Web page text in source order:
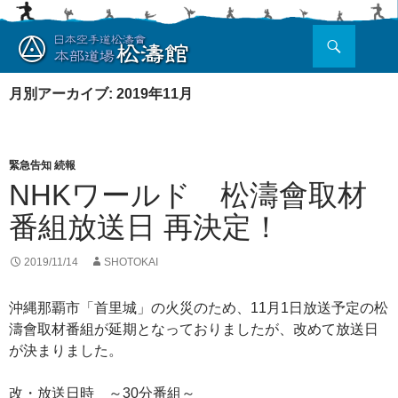
コ
テ
ス
キ
ッ
プ
月別アーカイブ: 2019年11月
緊急告知 続報
NHKワールド 松濤會取材
番組放送日 再決定！
2019/11/14 SHOTOKAI
沖縄那覇市「首里城」の火災のため、11月1日放送予定の松
濤會取材番組が延期となっておりましたが、改めて放送日
が決まりました。
改・放送日時 ～30分番組～